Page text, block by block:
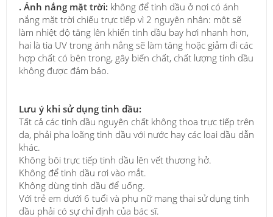
. Ánh nắng mặt trời: không để tinh dầu ở nơi có ánh
nắng mặt trời chiếu trực tiếp vì 2 nguyên nhân: một sẽ
làm nhiệt độ tăng lên khiến tinh dầu bay hơi nhanh hơn,
hai là tia UV trong ánh nắng sẽ làm tăng hoặc giảm đi các
hợp chất có bên trong, gây biến chất, chất lượng tinh dầu
không được đảm bảo.
Lưu ý khi sử dụng tinh dầu:
Tất cả các tinh dầu nguyên chất không thoa trực tiếp trên
da, phải pha loãng tinh dầu với nước hay các loại dầu dẫn
khác.
Không bôi trực tiếp tinh dầu lên vết thương hở.
Không để tinh dầu rơi vào mắt.
Không dùng tinh dầu để uống.
Với trẻ em dưới 6 tuổi và phụ nữ mang thai sử dụng tinh
dầu phải có sự chỉ định của bác sĩ.